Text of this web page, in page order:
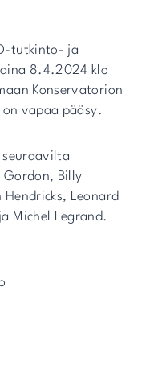
tutkinto- ja
8.4.2024 klo
Konservatorion
vapaa pääsy.
seuraavilta
Billy
Leonard
Michel Legrand.